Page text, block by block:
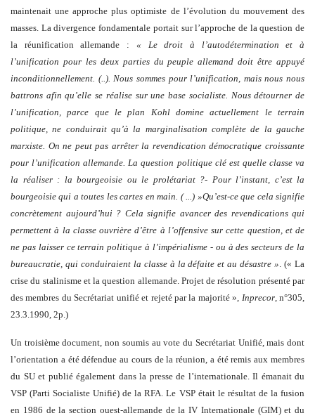
maintenait une approche plus optimiste de l’évolution du mouvement des
masses. La divergence fondamentale portait sur l’approche de la question de
la réunification allemande : « Le droit à l’autodétermination et à
l’unification pour les deux parties du peuple allemand doit être appuyé
inconditionnellement. (..). Nous sommes pour l’unification, mais nous nous
battrons afin qu’elle se réalise sur une base socialiste. Nous détourner de
l’unification, parce que le plan Kohl domine actuellement le terrain
politique, ne conduirait qu’à la marginalisation complète de la gauche
marxiste. On ne peut pas arrêter la revendication démocratique croissante
pour l’unification allemande. La question politique clé est quelle classe va
la réaliser : la bourgeoisie ou le prolétariat ?- Pour l’instant, c’est la
bourgeoisie qui a toutes les cartes en main. ( ...) »Qu’est-ce que cela signifie
concrètement aujourd’hui ? Cela signifie avancer des revendications qui
permettent à la classe ouvrière d’être à l’offensive sur cette question, et de
ne pas laisser ce terrain politique à l’impérialisme - ou à des secteurs de la
bureaucratie, qui conduiraient la classe à la défaite et au désastre » . (« La
crise du stalinisme et la question allemande. Projet de résolution présenté par
des membres du Secrétariat unifié et rejeté par la majorité », Inprecor, n°305,
23.3.1990, 2p.)
Un troisième document, non soumis au vote du Secrétariat Unifié, mais dont
l’orientation a été défendue au cours de la réunion, a été remis aux membres
du SU et publié également dans la presse de l’internationale. Il émanait du
VSP (Parti Socialiste Unifié) de la RFA. Le VSP était le résultat de la fusion
en 1986 de la section ouest-allemande de la IV Internationale (GIM) et du